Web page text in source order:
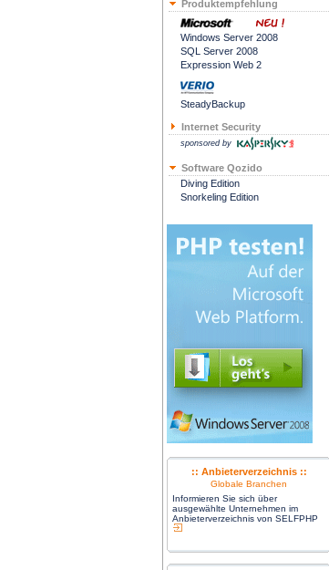
Produktempfehlung
Windows Server 2008
SQL Server 2008
Expression Web 2
SteadyBackup
Internet Security
sponsored by
Software Qozido
Diving Edition
Snorkeling Edition
:: Anbieterverzeichnis ::
Globale Branchen
Informieren Sie sich über
ausgewählte Unternehmen im
Anbieterverzeichnis von SELFPHP